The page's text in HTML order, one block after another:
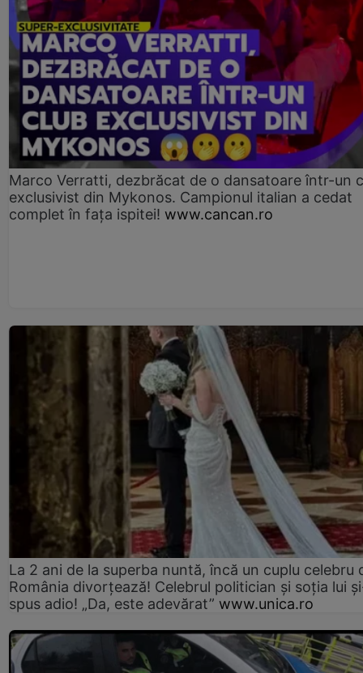
Marco Verratti, dezbrăcat de o dansatoare într-un
exclusivist din Mykonos. Campionul italian a cedat
complet în fața ispitei! www.cancan.ro
La 2 ani de la superba nuntă, încă un cuplu celebru
România divorțează! Celebrul politician și soția lui
spus adio! „Da, este adevărat” www.unica.ro